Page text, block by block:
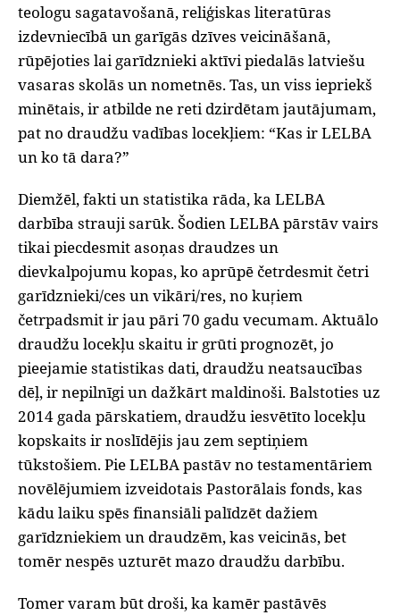
teologu sagatavošanā, reliģiskas literatūras
izdevniecībā un garīgās dzīves veicināšanā,
rūpējoties lai garīdznieki aktīvi piedalās latviešu
vasaras skolās un nometnēs. Tas, un viss iepriekš
minētais, ir atbilde ne reti dzirdētam jautājumam,
pat no draudžu vadības locekļiem: “Kas ir LELBA
un ko tā dara?”
‌Diemžēl, fakti un statistika rāda, ka LELBA
darbība strauji sarūk. Šodien LELBA pārstāv vairs
tikai piecdesmit asoņas draudzes un
dievkalpojumu kopas, ko aprūpē četrdesmit četri
garīdznieki/ces un vikāri/res, no kuŗiem
četrpadsmit ir jau pāri 70 gadu vecumam. Aktuālo
draudžu locekļu skaitu ir grūti prognozēt, jo
pieejamie statistikas dati, draudžu neatsaucības
dēļ, ir nepilnīgi un dažkārt maldinoši. Balstoties uz
2014 gada pārskatiem, draudžu iesvētīto locekļu
kopskaits ir noslīdējis jau zem septiņiem
tūkstošiem. Pie LELBA pastāv no testamentāriem
novēlējumiem izveidotais Pastorālais fonds, kas
kādu laiku spēs finansiāli palīdzēt dažiem
garīdzniekiem un draudzēm, kas veicinās, bet
tomēr nespēs uzturēt mazo draudžu darbību.
‌Tomer varam būt droši, ka kamēr pastāvēs